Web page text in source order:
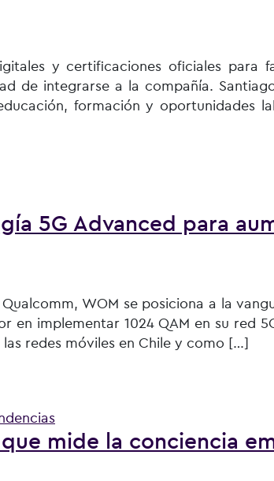
y certificaciones oficiales para
de integrarse a la compañía.
formación y oportunidades
5G Advanced para
WOM se posiciona a la
implementar 1024 QAM en su red
redes móviles en Chile y como […]
mide la conciencia